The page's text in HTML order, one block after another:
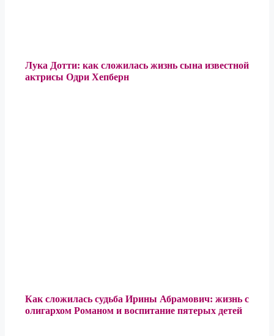
Лука Дотти: как сложилась жизнь сына известной
актрисы Одри Хепберн
Как сложилась судьба Ирины Абрамович: жизнь с
олигархом Романом и воспитание пятерых детей